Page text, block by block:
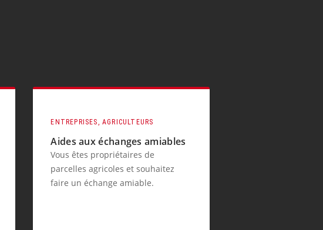
ENTREPRISES, AGRICULTEURS
Aides aux échanges amiables
Vous êtes propriétaires de
parcelles agricoles et souhaitez
faire un échange amiable.